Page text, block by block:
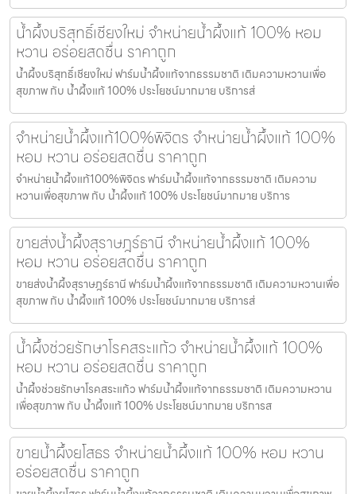
น้ำผึ้งบริสุทธิ์เชียงใหม่ จำหน่ายน้ำผึ้งแท้ 100% หอม
หวาน อร่อยสดชื่น ราคาถูก
น้ำผึ้งบริสุทธิ์เชียงใหม่ ฟาร์มน้ำผึ้งแท้จากธรรมชาติ เติมความหวานเพื่อ
สุขภาพ กับ น้ำผึ้งแท้ 100% ประโยชน์มากมาย บริการส่
จำหน่ายน้ำผึ้งแท้100%พิจิตร จำหน่ายน้ำผึ้งแท้ 100%
หอม หวาน อร่อยสดชื่น ราคาถูก
จำหน่ายน้ำผึ้งแท้100%พิจิตร ฟาร์มน้ำผึ้งแท้จากธรรมชาติ เติมความ
หวานเพื่อสุขภาพ กับ น้ำผึ้งแท้ 100% ประโยชน์มากมาย บริการ
ขายส่งน้ำผึ้งสุราษฎร์ธานี จำหน่ายน้ำผึ้งแท้ 100%
หอม หวาน อร่อยสดชื่น ราคาถูก
ขายส่งน้ำผึ้งสุราษฎร์ธานี ฟาร์มน้ำผึ้งแท้จากธรรมชาติ เติมความหวานเพื่อ
สุขภาพ กับ น้ำผึ้งแท้ 100% ประโยชน์มากมาย บริการส่
น้ำผึ้งช่วยรักษาโรคสระแก้ว จำหน่ายน้ำผึ้งแท้ 100%
หอม หวาน อร่อยสดชื่น ราคาถูก
น้ำผึ้งช่วยรักษาโรคสระแก้ว ฟาร์มน้ำผึ้งแท้จากธรรมชาติ เติมความหวาน
เพื่อสุขภาพ กับ น้ำผึ้งแท้ 100% ประโยชน์มากมาย บริการส
ขายน้ำผึ้งยโสธร จำหน่ายน้ำผึ้งแท้ 100% หอม หวาน
อร่อยสดชื่น ราคาถูก